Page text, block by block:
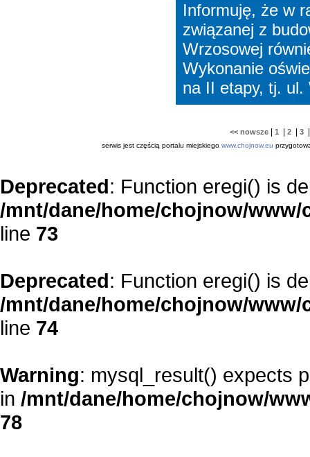
Informuję, że w
związanej z
Wrzosowej
Wykonanie
na II etapy, tj.
<< nowsze 1 2 3
serwis jest częścią portalu miejskiego www.chojnow.eu
Deprecated: Function eregi() is
/mnt/dane/home/chojnow/
line 73
Deprecated: Function eregi() is
/mnt/dane/home/chojnow/
line 74
Warning: mysql_result() expects
in /mnt/dane/home/chojnow/
78